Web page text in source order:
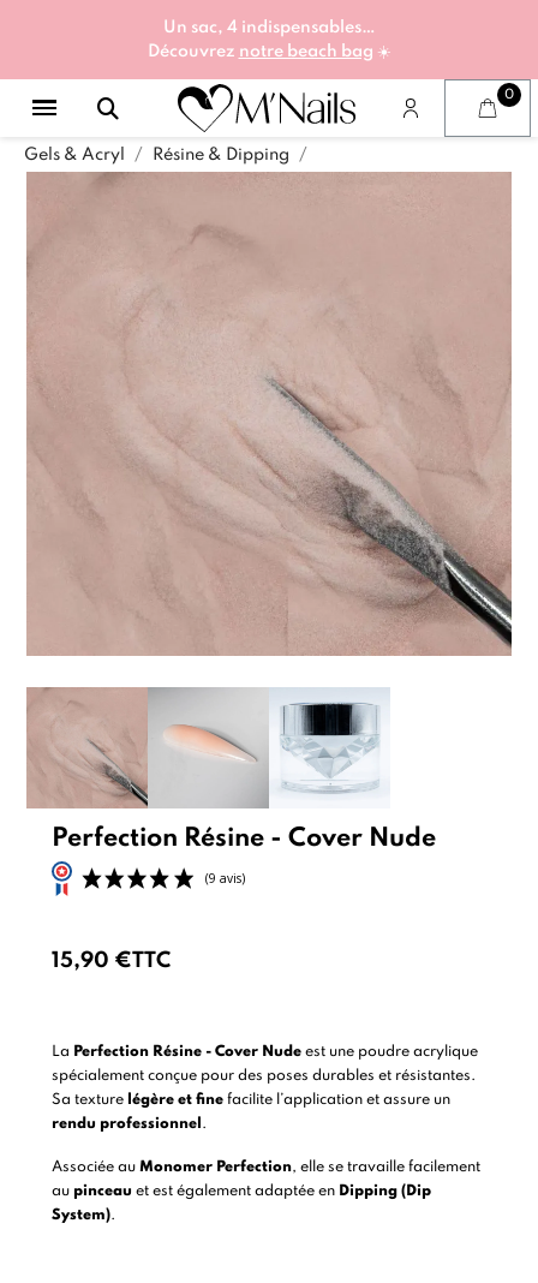
Un sac, 4 indispensables…
Découvrez notre beach bag ☀️
Gels & Acryl Résine & Dipping
Perfection Résine - Cover Nude
15,90 €TTC
La Perfection Résine - Cover Nudeest une poudre acrylique
spécialement conçue pour des poses durables et résistantes.
Sa texture légère et finefacilite l’application et assure un
rendu professionnel .
Associée au Monomer Perfection, elle se travaille facilement
au pinceau et est également adaptée en Dipping (Dip
System).